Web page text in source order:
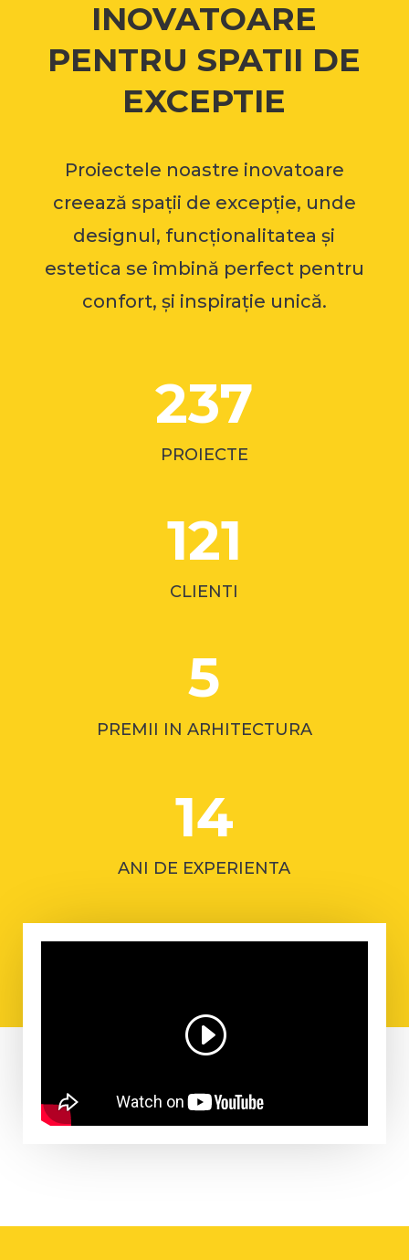
INOVATOARE
PENTRU SPATII DE
EXCEPTIE
Proiectele noastre inovatoare
creează spații de excepție, unde
designul, funcționalitatea și
estetica se îmbină perfect pentru
confort, și inspirație unică.
237
PROIECTE
121
CLIENTI
5
PREMII IN ARHITECTURA
14
ANI DE EXPERIENTA